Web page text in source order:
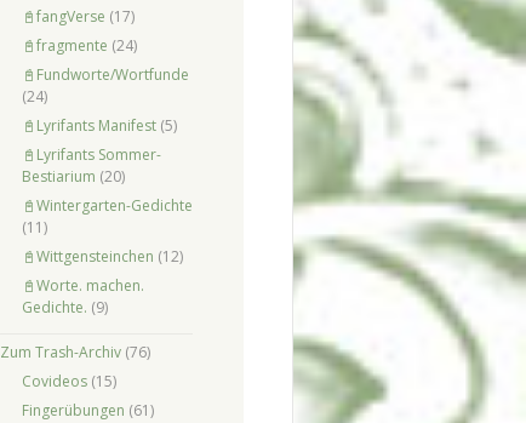
📓fangVerse (17)
📓fragmente (24)
📓Fundworte/Wortfunde
(24)
📓Lyrifants Manifest(5)
📓Lyrifants Sommer-
Bestiarium (20)
📓Wintergarten-Gedichte
(11)
📓Wittgensteinchen (12)
📓Worte. machen.
Gedichte. (9)
Zum Trash-Archiv(76)
Covideos(15)
Fingerübungen (61)